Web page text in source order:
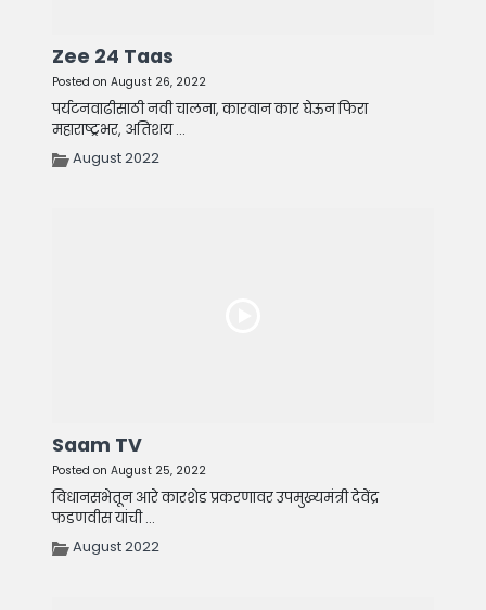
Zee 24 Taas
Posted on August 26, 2022
पर्यटनवाढीसाठी नवी चालना, कारवान कार घेऊन फिरा
महाराष्ट्रभर, अतिशय ...
August 2022
Saam TV
Posted on August 25, 2022
विधानसभेतून आरे कारशेड प्रकरणावर उपमुख्यमंत्री देवेंद्र
फडणवीस यांची ...
August 2022